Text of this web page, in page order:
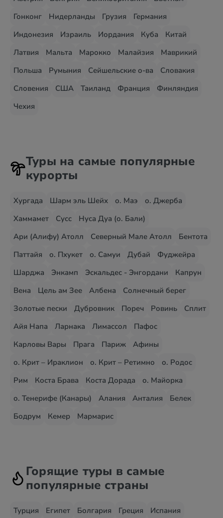
Гонконг
Нидерланды Грузия
Германия
Индонезия
Израиль Иордания Куба
Китай
Латвия
Мальта Марокко Малайзия
Маврикий
Польша
Румыния Сейшельские о-ва
Словакия
Словения
США Таиланд Франция
Финляндия
Чехия
Туры на самые популярные
курорты
Хургада Шарм эль Шейх о. Маэ
о. Джерба
Хаммамет
Сусс
Нуса Дуа (о. Бали)
Ари (Алифу) Атолл
Северный Мале Атолл
Бентота
Паттайя
о. Пхукет о. Самуи Дубай
Фуджейра
Шарджа
Энкамп Эскальдес - Энгордани
Капрун
Вена
Цель ам Зее Албена
Солнечный берег
Золотые пески
Дубровник Пореч Ровинь
Сплит
Айя Напа
Ларнака Лимассол
Пафос
Карловы Вары
Прага Париж
Афины
о. Крит – Ираклион
о. Крит – Ретимно
о. Родос
Рим
Коста Брава Коста Дорада
о. Майорка
о. Тенерифе (Канары)
Алания Анталия
Белек
Бодрум
Кемер Мармарис
Горящие туры в самые
популярные страны
Турция Египет Болгария Греция
Испания